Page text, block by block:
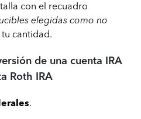
con el recuadro
elegidas como no
tu cantidad.
de una cuenta IRA
Roth IRA
.